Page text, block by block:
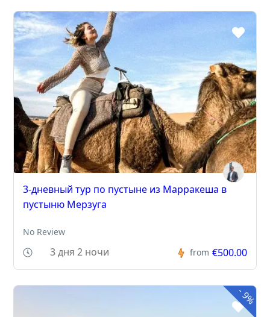
3-дневный тур по пустыне из Марракеша в
пустыню Мерзуга
No Review
3 дня 2 ночи from €500.00
-
9%